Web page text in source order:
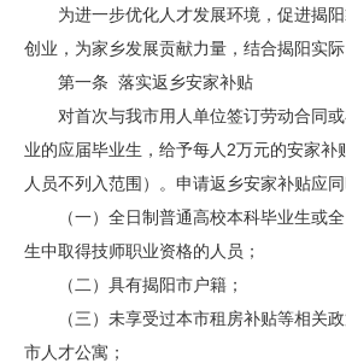
为进一步优化人才发展环境，促进揭阳
创业，为家乡发展贡献力量，结合揭阳实际
第一条 落实返乡安家补贴
对首次与我市用人单位签订劳动合同或
业的应届毕业生，给予每人2万元的安家补
人员不列入范围）。申请返乡安家补贴应
（一）全日制普通高校本科毕业生或全
生中取得技师职业资格的人员；
（二）具有揭阳市户籍；
（三）未享受过本市租房补贴等相关政
市人才公寓；